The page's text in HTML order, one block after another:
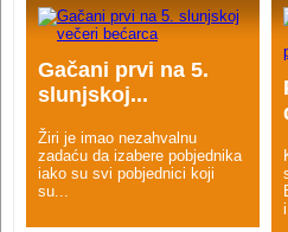
Gačani prvi na 5.
slunjskoj...
Žiri je imao nezahvalnu
zadaću da izabere pobjednika
iako su svi pobjednici koji
su...